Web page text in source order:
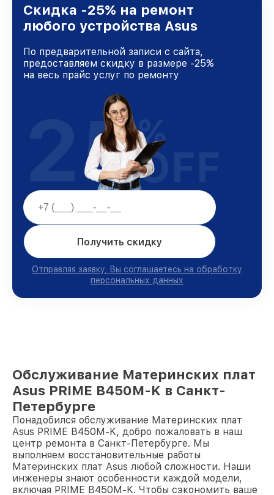
Санкт-Петербурге, постоянно повышая
уровень доверия и лояльности наших
клиентов.
Скидка -25% на ремонт
любого устройства Asus
По предварительной записи с сайта,
предоставляем скидку в размере -25%
на весь прайс услуг по ремонту
Получить скидку
Отправляя заявку, Вы соглашаетесь на обработку
персональных данных
25%
OFF
Обслуживание Материнских плат
Asus PRIME B450M-K в Санкт-
Петербурге
Понадобился обслуживание Материнских плат
Asus PRIME B450M-K, добро пожаловать в наш
центр ремонта в Санкт-Петербурге. Мы
выполняем восстановительные работы
Материнских плат Asus любой сложности. Наши
инженеры знают особенности каждой модели,
включая PRIME B450M-K. Чтобы сэкономить ваше